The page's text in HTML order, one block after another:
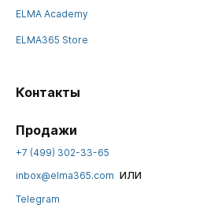
ELMA Academy
ELMA365 Store
Контакты
Продажи
+7 (499) 302-33-65
inbox@elma365.com или
Telegram